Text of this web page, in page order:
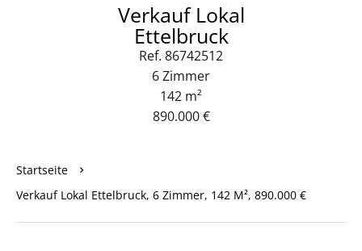
Verkauf Lokal
Ettelbruck
Ref. 86742512
6 Zimmer
142 m²
890.000 €
Startseite
Verkauf Lokal Ettelbruck, 6 Zimmer, 142 M², 890.000 €